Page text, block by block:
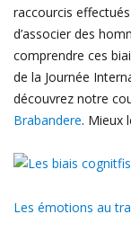
raccourcis
d’associer des
comprendre ces
de la Journée
découvrez notre
Brabandere. Mieux
Les émotions au